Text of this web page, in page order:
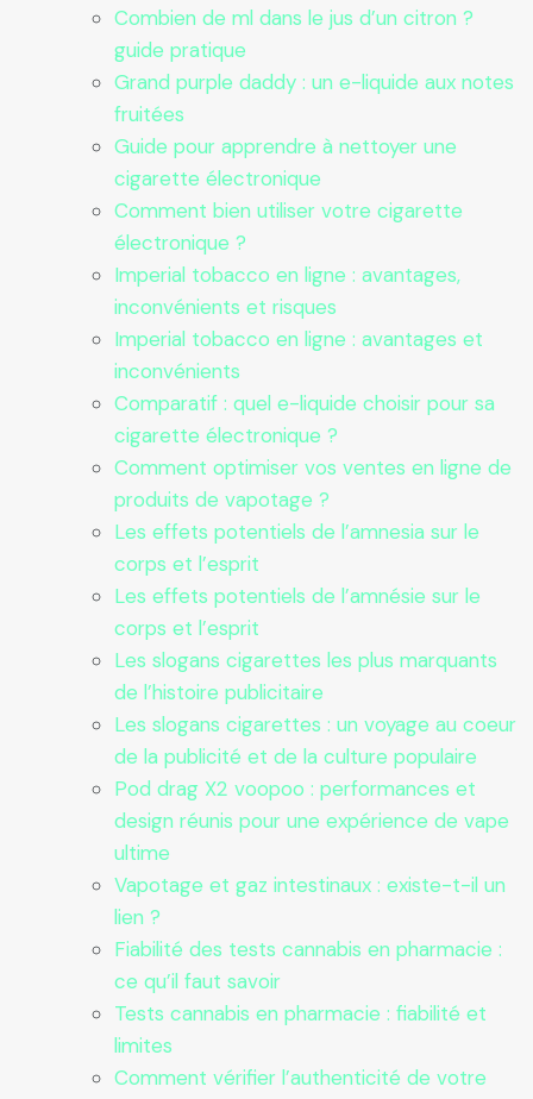
Combien de ml dans le jus d’un citron ?
guide pratique
Grand purple daddy : un e-liquide aux notes
fruitées
Guide pour apprendre à nettoyer une
cigarette électronique
Comment bien utiliser votre cigarette
électronique ?
Imperial tobacco en ligne : avantages,
inconvénients et risques
Imperial tobacco en ligne : avantages et
inconvénients
Comparatif : quel e-liquide choisir pour sa
cigarette électronique ?
Comment optimiser vos ventes en ligne de
produits de vapotage ?
Les effets potentiels de l’amnesia sur le
corps et l’esprit
Les effets potentiels de l’amnésie sur le
corps et l’esprit
Les slogans cigarettes les plus marquants
de l’histoire publicitaire
Les slogans cigarettes : un voyage au coeur
de la publicité et de la culture populaire
Pod drag X2 voopoo : performances et
design réunis pour une expérience de vape
ultime
Vapotage et gaz intestinaux : existe-t-il un
lien ?
Fiabilité des tests cannabis en pharmacie :
ce qu’il faut savoir
Tests cannabis en pharmacie : fiabilité et
limites
Comment vérifier l’authenticité de votre